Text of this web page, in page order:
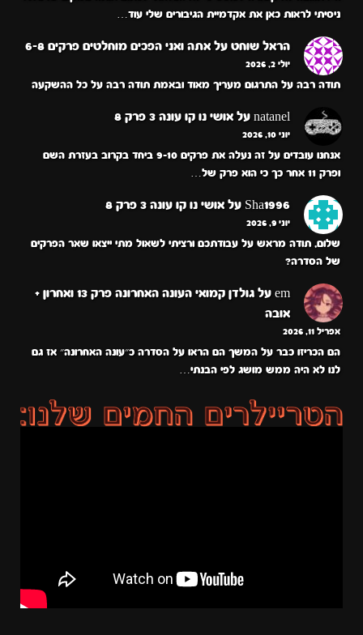
ניסיתי לראות כאן את אקדמיית הגיבורים שלי עוד…
הראל שוחט על אתה ואני הפכים מוחלטים פרקים 6-8
יולי 2, 2026
תודה רבה על התרגום מעריך מאוד ובאמת תודה רבה על כל ההשקעה
natanel על אושי נו קו עונה 3 פרק 8
יוני 10, 2026
אנחנו עובדים על זה נעלה את פרקים 9-10 ביחד בקרוב בעזרת השם
ופרק 11 אחר כך כי הוא פרק של…
Sha1996 על אושי נו קו עונה 3 פרק 8
יוני 9, 2026
שלום, תודה מראש על עבודתכם ורציתי לשאול מתי ייצאו שאר הפרקים
של הסדרה?
em על
גולדן קמואי העונה האחרונה פרק 13 ואחרון +
אובה
אפריל 11, 2026
הם הכריזו כבר על המשך הם הראו על הסדרה כ״עונה האחרונה״ אז גם
לנו לא היה ממש מושג לפי הבנתי…